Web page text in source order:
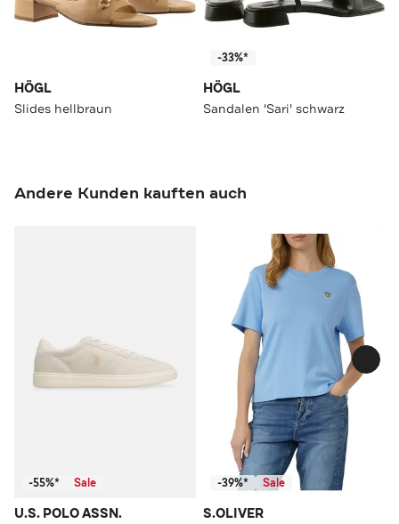
HÖGL
Slides hellbraun
-33%*
HÖGL
Sandalen 'Sari' schwarz
Andere Kunden kauften auch
-55%* Sale
U.S. POLO ASSN.
-39%* Sale
S.OLIVER